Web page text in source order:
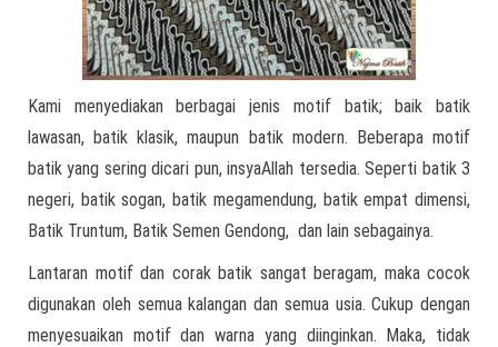
Kami menyediakan berbagai jenis motif batik; baik batik
lawasan, batik klasik, maupun batik modern. Beberapa motif
batik yang sering dicari pun, insyaAllah tersedia. Seperti batik 3
negeri, batik sogan, batik megamendung, batik empat dimensi,
Batik Truntum, Batik Semen Gendong, dan lain sebagainya.
Lantaran motif dan corak batik sangat beragam, maka cocok
digunakan oleh semua kalangan dan semua usia. Cukup dengan
menyesuaikan motif dan warna yang diinginkan. Maka, tidak